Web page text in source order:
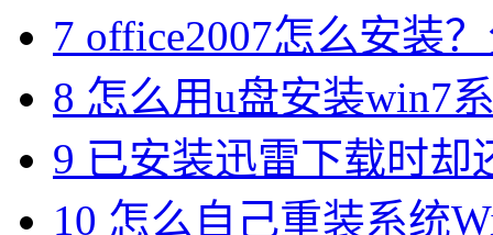
7 office2007怎么安装
8 怎么用u盘安装win7
9 已安装迅雷下载时却
10 怎么自己重装系统